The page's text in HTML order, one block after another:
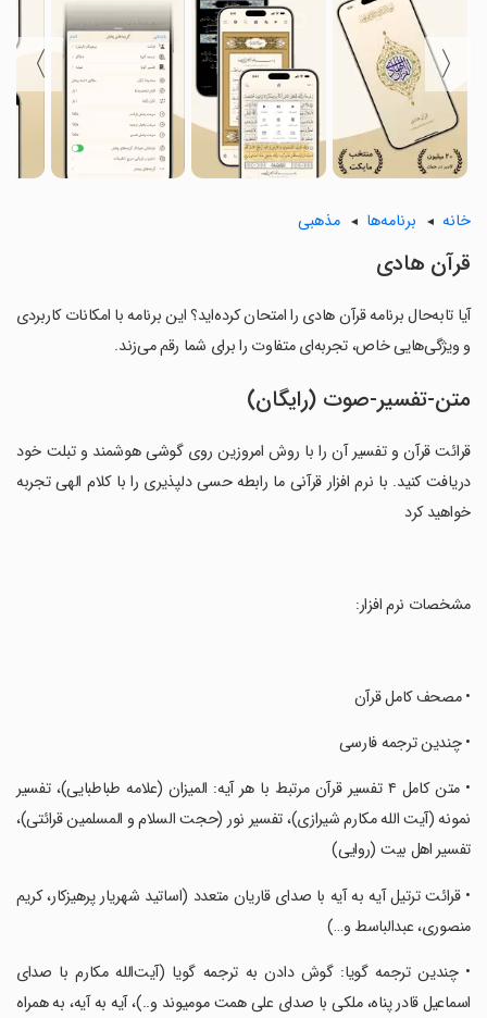
〈
〉
خانه برنامه‌ها مذهبی
‏‏‏‏‏‏‏‏‏‏‏‏‏‏‏‏‏‏‏‏‏‏قرآن هادی
آیا تابه‌حال برنامه ‏‏‏‏‏‏‏‏‏‏‏‏‏‏‏‏‏‏‏‏‏‏قرآن هادی را امتحان کرده‌اید؟ این برنامه با امکانات کاربردی
و ویژگی‌هایی خاص، تجربه‌ای متفاوت را برای شما رقم می‌زند.
متن-تفسیر-صوت (رایگان)
‏‏‏‏‏‏‏‏‏‏‏‏‏‏‏قرائت قرآن و تفسیر آن را با روش امروزین روى گوشى هوشمند و تبلت خود
دریافت کنید. با نرم افزار قرآنى ما رابطه حسى دلپذیرى را با کلام الهى تجربه
خواهید کرد
‏‏‏‏‏‏‏‏‏‏‏‏‏‏‏مشخصات نرم افزار:
‏‏‏‏‏‏‏‏‏‏‏‏‏‏‏• مصحف کامل قرآن
‏‏‏‏‏‏‏‏‏‏‏‏‏‏‏• چندین ترجمه فارسى
‏‏‏‏‏‏‏‏‏‏‏‏‏‏‏• متن کامل ۴ تفسیر قرآن مرتبط با هر آیه: المیزان (علامه طباطبایى)، تفسیر
نمونه (آیت الله مکارم شیرازی)، تفسیر نور (حجت السلام و المسلمین قرائتی)،
تفسیر اهل بیت (روایی)
‏‏‏‏‏‏‏‏‏‏‏‏‏‏‏• قرائت ترتیل آیه به آیه با صداى قاریان متعدد (اساتید شهریار پرهیزکار، کریم
منصوری، عبدالباسط و…)
‏‏‏‏‏‏‏‏‏‏‏‏‏‏‏• چندین ترجمه گویا: گوش دادن به ترجمه گویا (آیت‌الله مکارم با صدای
اسماعیل قادر پناه، ملکی با صدای علی همت مومیوند و..)، آیه به آیه، به همراه